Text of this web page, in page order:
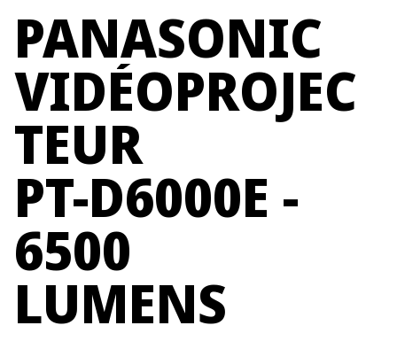
PANASONIC
VIDÉOPROJEC
TEUR
PT-D6000E -
6500
LUMENS